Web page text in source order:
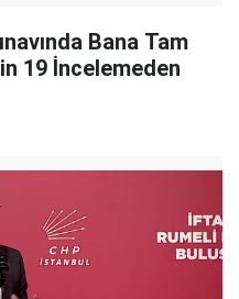
Bana Tam
19 İncelemeden